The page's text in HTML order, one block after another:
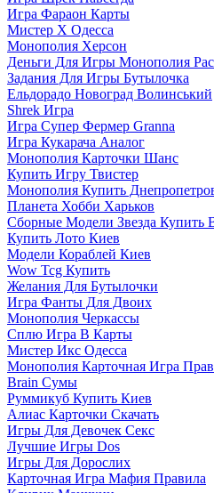
Игра Фараон Карты
Мистер Х Одесса
Монополия Херсон
Деньги Для Игры Монополия
Задания Для Игры Бутылочка
Ельдорадо Новоград Волинський
Shrek Игра
Игра Супер Фермер Granna
Игра Кукарача Аналог
Монополия Карточки Шанс
Купить Игру Твистер
Монополия Купить
Планета Хобби Харьков
Сборные Модели Звезда Купить
Купить Лото Киев
Модели Кораблей Киев
Wow Tcg Купить
Желания Для Бутылочки
Игра Фанты Для Двоих
Монополия Черкассы
Сплю Игра В Карты
Мистер Икс Одесса
Монополия Карточная Игра
Brain Сумы
Руммикуб Купить Киев
Алиас Карточки Скачать
Игры Для Девочек Секс
Лучшие Игры Dos
Игры Для Дорослих
Карточная Игра Мафия Правила